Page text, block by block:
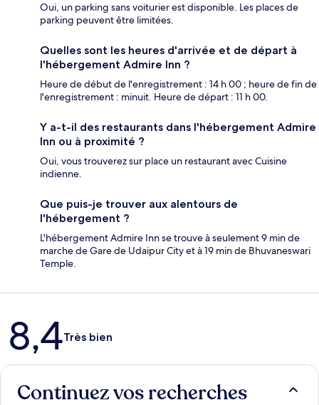
Oui, un parking sans voiturier est disponible. Les places de
parking peuvent être limitées.
Quelles sont les heures d'arrivée et de départ à
l'hébergement Admire Inn ?
Heure de début de l'enregistrement : 14 h 00 ; heure de fin de
l'enregistrement : minuit. Heure de départ : 11 h 00.
Y a-t-il des restaurants dans l'hébergement Admire
Inn ou à proximité ?
Oui, vous trouverez sur place un restaurant avec Cuisine
indienne.
Que puis-je trouver aux alentours de
l'hébergement ?
L'hébergement Admire Inn se trouve à seulement 9 min de
marche de Gare de Udaipur City et à 19 min de Bhuvaneswari
Temple.
Avis
8,4Très bien
Continuez vos recherches